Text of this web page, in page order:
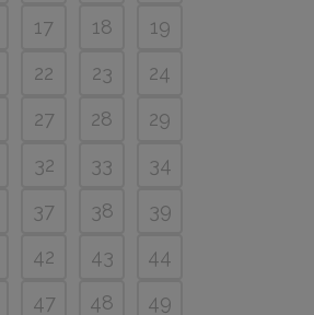
17 18
19
22 23
24
27 28
29
32 33
34
37 38
39
42 43
44
47 48
49